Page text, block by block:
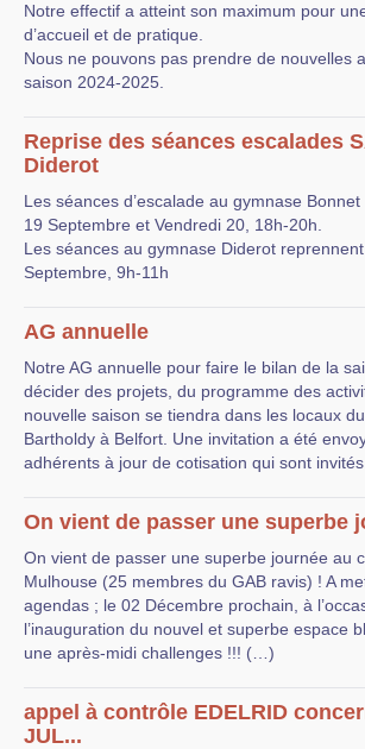
Notre effectif a atteint son maximum pour
d’accueil et de pratique.
Nous ne pouvons pas prendre de nouvelles
saison 2024-2025.
Reprise des séances escalades
Diderot
Les séances d’escalade au gymnase
19 Septembre et Vendredi 20, 18h-20h.
Les séances au gymnase Diderot
Septembre, 9h-11h
AG annuelle
Notre AG annuelle pour faire le bilan de la
décider des projets, du programme des
nouvelle saison se tiendra dans les locaux
Bartholdy à Belfort. Une invitation a été
adhérents à jour de cotisation qui sont
On vient de passer une superbe
On vient de passer une superbe journée au
Mulhouse (25 membres du GAB ravis) ! A
agendas ; le 02 Décembre prochain, à
l’inauguration du nouvel et superbe espace
une après-midi challenges !!! (…)
appel à contrôle EDELRID
JUL...